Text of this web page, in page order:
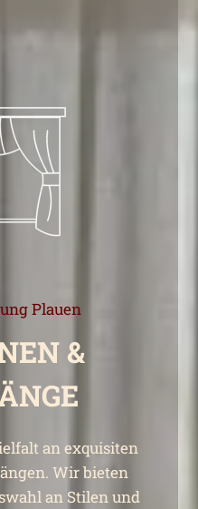
Plauen
&
an exquisiten
Wir bieten
an Stilen und